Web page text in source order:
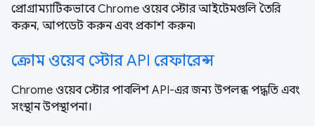
প্রোগ্রাম্যাটিকভাবে Chrome ওয়েব স্টোর আইটেমগুলি তৈরি
করুন, আপডেট করুন এবং প্রকাশ করুন৷
ক্রোম ওয়েব স্টোর API রেফারেন্স
Chrome ওয়েব স্টোর পাবলিশ API-এর জন্য উপলব্ধ পদ্ধতি এবং
সংস্থান উপস্থাপনা।